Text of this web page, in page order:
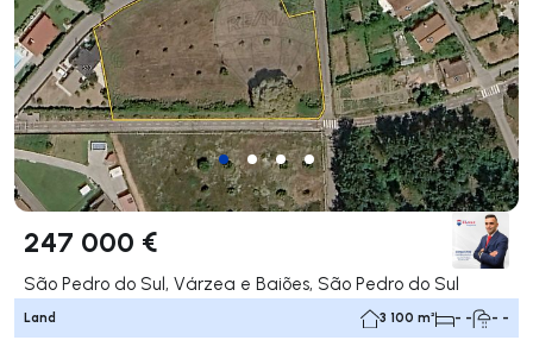
247 000 €
São Pedro do Sul, Várzea e Baiões, São Pedro do Sul
Land 3 100 m² - - - -